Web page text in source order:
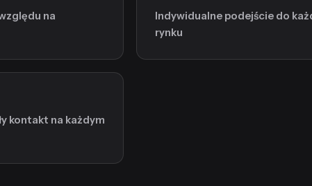
na
Indywidualne podejście do
rynku
kontakt na każdym